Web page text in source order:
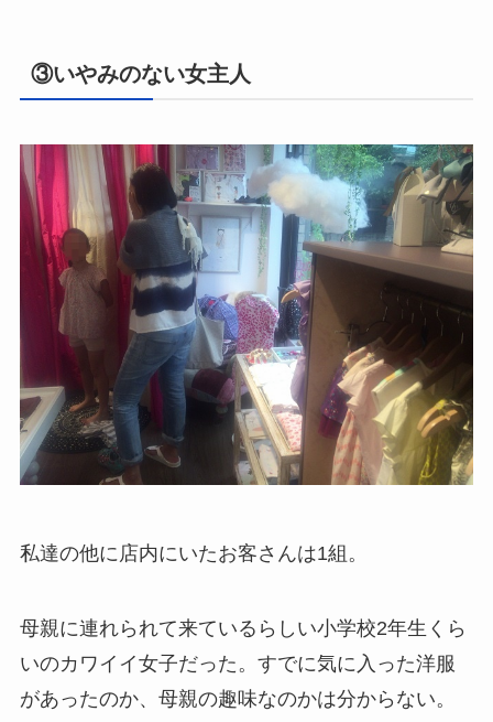
③いやみのない女主人
私達の他に店内にいたお客さんは1組。
母親に連れられて来ているらしい小学校2年生くら
いのカワイイ女子だった。すでに気に入った洋服
があったのか、母親の趣味なのかは分からない。